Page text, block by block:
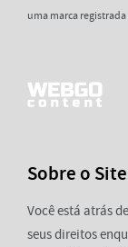
uma marca registrada
Sobre o Site
Você está atrás
seus direitos